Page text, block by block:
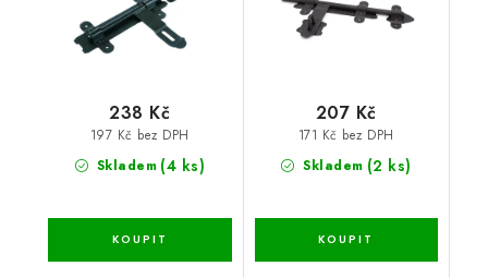
Skladem (4 ks)
197 Kč bez DPH
238 Kč
Skladem (2 ks)
171 Kč bez DPH
207 Kč